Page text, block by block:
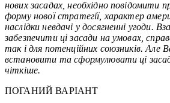
нових засадах, необхідно повідомити
форму нової стратегії, характер
наслідки невдачі у досягненні угоди.
забезпечити ці засади на умовах,
так і для потенційних союзників. Але
встановити та сформулювати ці
чіткіше.
ПОГАНИЙ ВАРІАНТ